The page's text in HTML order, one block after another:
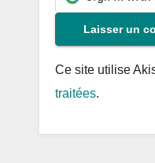
Ce site utilise
traitées.